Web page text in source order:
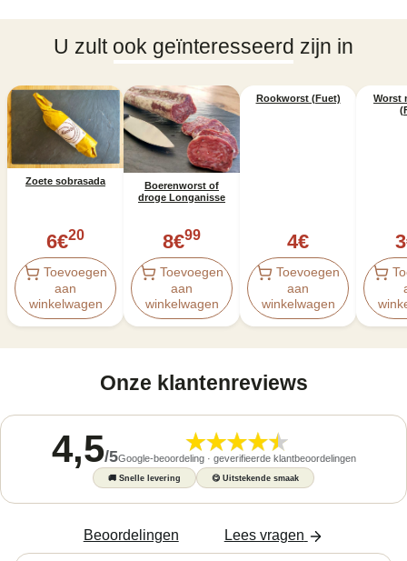
U zult ook geïnteresseerd zijn in
Zoete sobrasada
6€20
Toevoegen
aan
winkelwagen
Boerenworst of
droge Longanisse
8€99
Toevoegen
aan
winkelwagen
Rookworst (Fuet)
4€
Toevoegen
aan
winkelwagen
Worst
3
Onze klantenreviews
4,5/5Google-beoordeling · geverifieerde klantbeoordelingen
🚚 Snelle levering 😋Uitstekende smaak
Beoordelingen Lees vragen